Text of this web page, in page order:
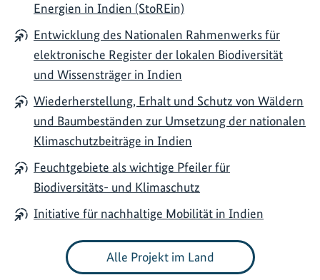
Energien in Indien (StoREin)
Entwicklung des Nationalen Rahmenwerks für
elektronische Register der lokalen Biodiversität
und Wissensträger in Indien
Wiederherstellung, Erhalt und Schutz von Wäldern
und Baumbeständen zur Umsetzung der nationalen
Klimaschutzbeiträge in Indien
Feuchtgebiete als wichtige Pfeiler für
Biodiversitäts- und Klimaschutz
Initiative für nachhaltige Mobilität in Indien
Alle Projekt im Land